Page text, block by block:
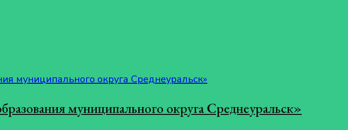
муниципального округа Среднеуральск»